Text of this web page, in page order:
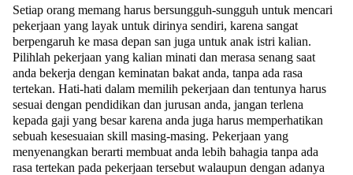
Setiap orang memang harus bersungguh-sungguh untuk mencari
pekerjaan yang layak untuk dirinya sendiri, karena sangat
berpengaruh ke masa depan san juga untuk anak istri kalian.
Pilihlah pekerjaan yang kalian minati dan merasa senang saat
anda bekerja dengan keminatan bakat anda, tanpa ada rasa
tertekan. Hati-hati dalam memilih pekerjaan dan tentunya harus
sesuai dengan pendidikan dan jurusan anda, jangan terlena
kepada gaji yang besar karena anda juga harus memperhatikan
sebuah kesesuaian skill masing-masing. Pekerjaan yang
menyenangkan berarti membuat anda lebih bahagia tanpa ada
rasa tertekan pada pekerjaan tersebut walaupun dengan adanya